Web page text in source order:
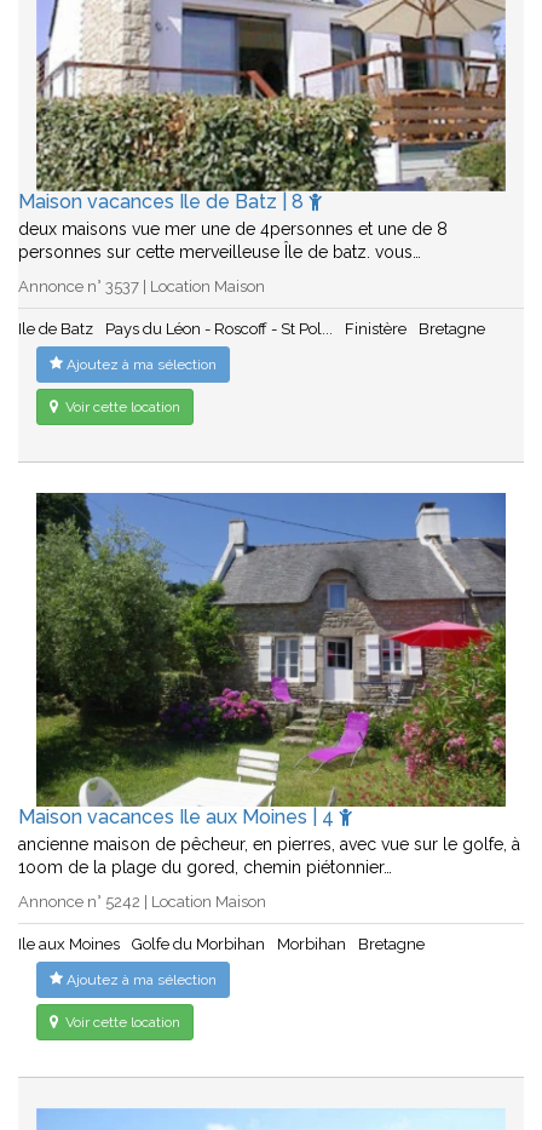
Maison vacances Ile de Batz | 8
deux maisons vue mer une de 4personnes et une de 8
personnes sur cette merveilleuse Île de batz. vous…
Annonce n° 3537 | Location Maison
Ile de Batz Pays du Léon - Roscoff - St Pol... Finistère Bretagne
Ajoutez à ma sélection
Voir cette location
Maison vacances Ile aux Moines | 4
ancienne maison de pêcheur, en pierres, avec vue sur le golfe, à
1oom de la plage du gored, chemin piétonnier…
Annonce n° 5242 | Location Maison
Ile aux Moines Golfe du Morbihan Morbihan Bretagne
Ajoutez à ma sélection
Voir cette location